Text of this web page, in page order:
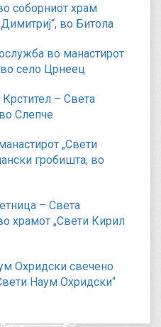
соборниот храм
во Битола
во манастирот
село Црнеец
– Света
Слепче
„Свети
гробишта, во
– Света
храмот „Свети Кирил
Охридски свечено
Наум Охридски“